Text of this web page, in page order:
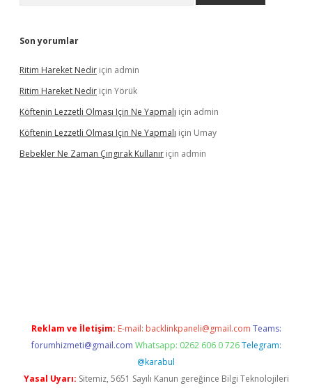
Son yorumlar
Ritim Hareket Nedir için admin
Ritim Hareket Nedir için Yörük
Köftenin Lezzetli Olması Için Ne Yapmalı için admin
Köftenin Lezzetli Olması Için Ne Yapmalı için Umay
Bebekler Ne Zaman Çıngırak Kullanır için admin
Reklam ve İletişim: E-mail: backlinkpaneli@gmail.com Teams:
forumhizmeti@gmail.com Whatsapp: 0262 606 0 726 Telegram:
@karabul
Yasal Uyarı: Sitemiz, 5651 Sayılı Kanun gereğince Bilgi Teknolojileri